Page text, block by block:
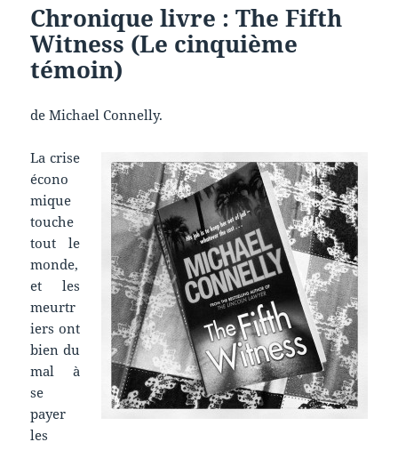
Chronique livre : The Fifth
Witness (Le cinquième
témoin)
de Michael Connelly.
La crise
écono
mique
touche
tout le
monde,
et les
meurtr
iers ont
bien du
mal à
se
payer
les